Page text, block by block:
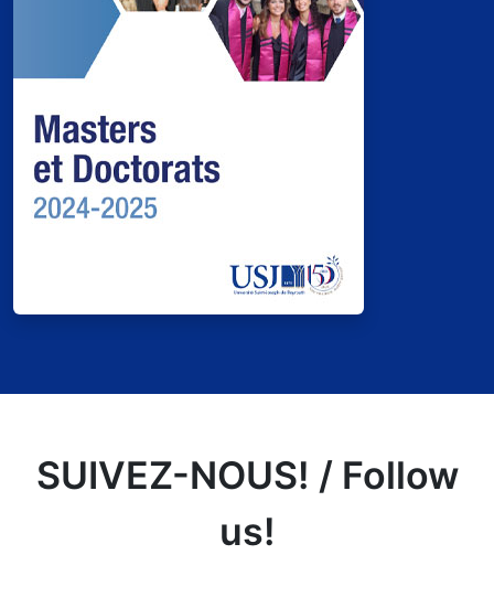
SUIVEZ-NOUS! / Follow
us!